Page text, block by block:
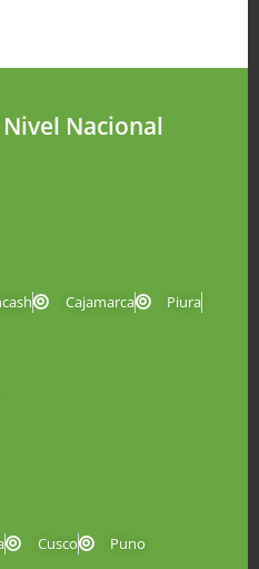
Nivel Nacional
Cajamarca
Piura
Cusco Puno